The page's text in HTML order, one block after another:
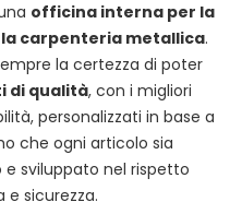
officina interna per la
carpenteria metallica.
la certezza di poter
di qualità, con i migliori
personalizzati in base a
che ogni articolo sia
sviluppato nel rispetto
e sicurezza.